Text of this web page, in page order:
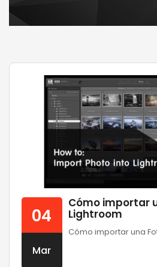
04
Mar
Cómo importar
Lightroom
Cómo importar una